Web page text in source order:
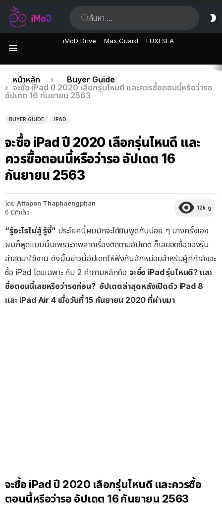
iMoD Drive Max Guard LUXESLA
เรื่อง
ล่าสุด
คุณอยู่ที่นี่:
หน้าหลัก
Buyer Guide
จะซื้อ iPad ปี 2020 เลือกรุ่นไหนดี และควรซื้อตอนนี้หรือว่ารอ
อัปเดต 16 กันยายน 2563
BUYER GUIDE IPAD
จะซื้อ iPad ปี 2020 เลือกรุ่นไหนดี และ
ควรซื้อตอนนี้หรือว่ารอ อัปเดต 16
กันยายน 2563
โดย Attapon Thaphaengphan
6 ปีที่แล้ว
12k ดู
“รู้อะไรไม่สู้ รู้งี้” ประโยคนี้ผมมักจะได้ยินพูดกันบ่อย ๆ บางครั้งเอง
ผมก็พูดแบบนั้นเพราะว่าพลาดเรื่องติดตามอัปเดต ก็เลยอดซื้อของรุ่น
ล่าสุดมาใช้งาน ดังนั้นข่าวนี้อัปเดตให้ฟังกันสักหน่อยสำหรับผู้ที่กำลังจะ
ซื้อ iPad โดยเฉพาะ กับ 2 คำถามหลักคือ จะซื้อ iPad รุ่นไหนดี? และ
ซื้อตอนนี้เลยหรือว่ารอก่อน? อัปเดตล่าสุดหลังเปิดตัว iPad 8
และ iPad Air 4 เมื่อวันที่ 15 กันยายน 2020 ที่ผ่านมา
จะซื้อ iPad ปี 2020 เลือกรุ่นไหนดี และควรซื้อ
ตอนนี้หรือว่ารอ อัปเดต 16 กันยายน 2563